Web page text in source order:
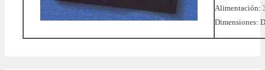
Alimentación:
Dimensiones: